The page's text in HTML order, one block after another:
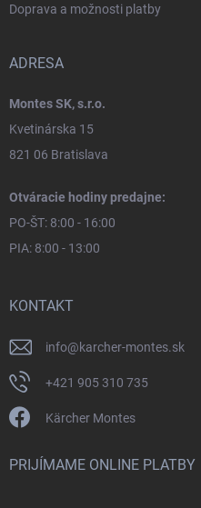
Doprava a možnosti platby
ADRESA
Montes SK, s.r.o.
Kvetinárska 15
821 06 Bratislava
Otváracie hodiny predajne:
PO-ŠT: 8:00 - 16:00
PIA: 8:00 - 13:00
KONTAKT
info@karcher-montes.sk
+421 905 310 735
Kärcher Montes
PRIJÍMAME ONLINE PLATBY